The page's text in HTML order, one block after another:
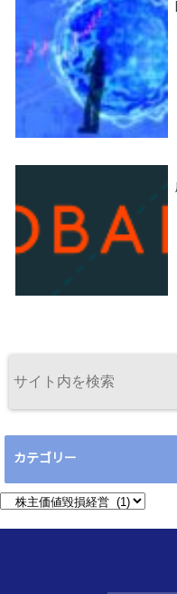
カテゴリー
テ